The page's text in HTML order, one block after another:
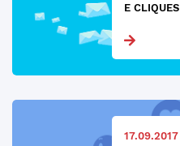
E CLIQUES
17.09.2017